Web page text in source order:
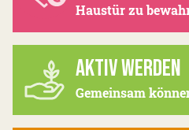
Haustür zu
AKTIV WERDEN
Gemeinsam